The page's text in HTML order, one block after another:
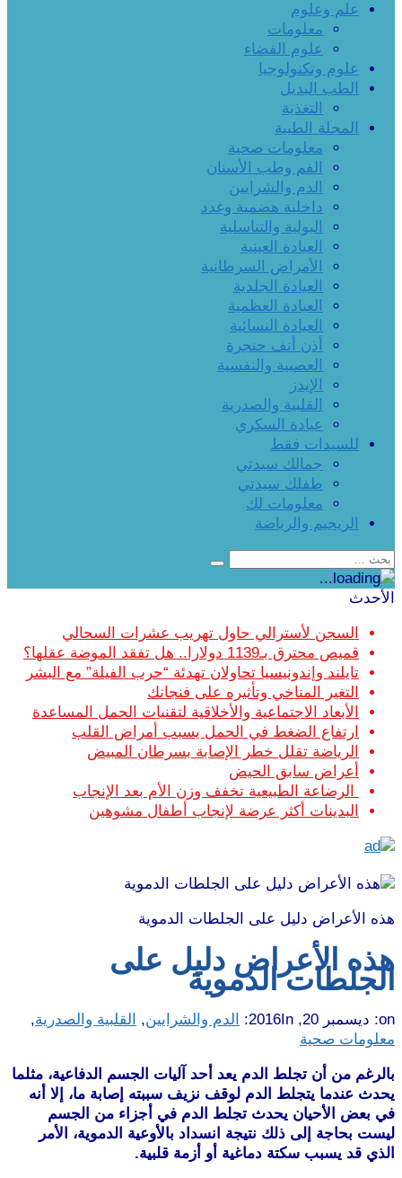
علم وعلوم
معلومات
علوم الفضاء
علوم وتكنولوجيا
الطب البديل
التغذية
المجلة الطبية
معلومات صحية
الفم وطب الأسنان
الدم والشرايين
داخلية هضمية وغدد
البولية والتناسلية
العيادة العينية
الأمراض السرطانية
العيادة الجلدية
العيادة العظمية
العيادة النسائية
أذن أنف حنجرة
العصبية والنفسية
الإيدز
القلبية والصدرية
عيادة السكري
للسيدات فقط
جمالك سيدتي
طفلك سيدتي
معلومات لك
الريجيم والرياضة
الأحدث
السجن لأسترالي حاول تهريب عشرات السحالي
قميص محترق بـ1139 دولارا.. هل تفقد الموضة عقلها؟
تايلند وإندونيسيا تحاولان تهدئة “حرب الفيلة” مع البشر
التغير المناخي وتأثيره على فنجانك
الأبعاد الاجتماعية والأخلاقية لتقنيات الحمل المساعدة
ارتفاع الضغط في الحمل يسبب أمراض القلب
الرياضة تقلل خطر الإصابة بسرطان المبيض
أعراض سابق الحيض
الرضاعة الطبيعية تخفف وزن الأم بعد الإنجاب
البدينات أكثر عرضة لإنجاب أطفال مشوهين
هذه الأعراض دليل على الجلطات الدموية
هذه الأعراض دليل على
الجلطات الدموية
on: ديسمبر 20, 2016 In: الدم والشرايين, القلبية والصدرية,
معلومات صحية
بالرغم من أن تجلط الدم يعد أحد آليات الجسم الدفاعية، مثلما
يحدث عندما يتجلط الدم لوقف نزيف سببته إصابة ما، إلا أنه
في بعض الأحيان يحدث تجلط الدم في أجزاء من الجسم
ليست بحاجة إلى ذلك نتيجة انسداد بالأوعية الدموية، الأمر
الذي قد يسبب سكتة دماغية أو أزمة قلبية.